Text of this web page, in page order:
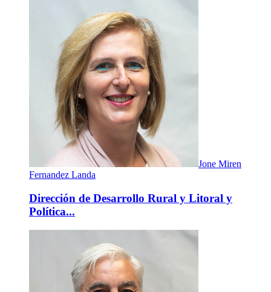
Jone Miren
Fernandez Landa
Dirección de Desarrollo Rural y Litoral y
Política...